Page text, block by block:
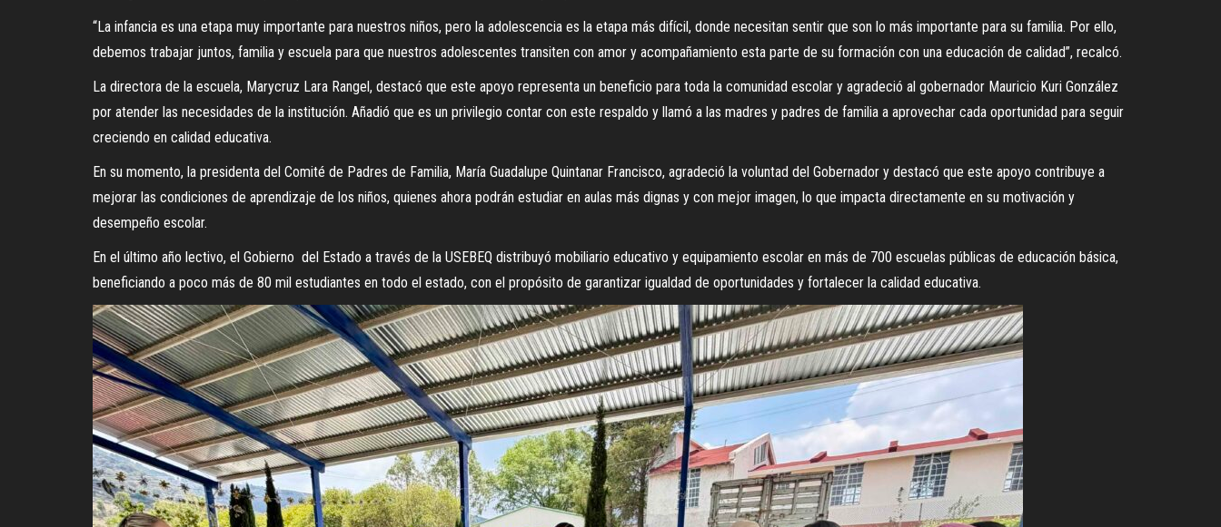
“La infancia es una etapa muy importante para nuestros niños, pero la adolescencia es la etapa más difícil, donde necesitan sentir que son lo más importante para su familia. Por ello,
debemos trabajar juntos, familia y escuela para que nuestros adolescentes transiten con amor y acompañamiento esta parte de su formación con una educación de calidad”, recalcó.
La directora de la escuela, Marycruz Lara Rangel, destacó que este apoyo representa un beneficio para toda la comunidad escolar y agradeció al gobernador Mauricio Kuri González
por atender las necesidades de la institución. Añadió que es un privilegio contar con este respaldo y llamó a las madres y padres de familia a aprovechar cada oportunidad para seguir
creciendo en calidad educativa.
En su momento, la presidenta del Comité de Padres de Familia, María Guadalupe Quintanar Francisco, agradeció la voluntad del Gobernador y destacó que este apoyo contribuye a
mejorar las condiciones de aprendizaje de los niños, quienes ahora podrán estudiar en aulas más dignas y con mejor imagen, lo que impacta directamente en su motivación y
desempeño escolar.
En el último año lectivo, el Gobierno del Estado a través de la USEBEQ distribuyó mobiliario educativo y equipamiento escolar en más de 700 escuelas públicas de educación básica,
beneficiando a poco más de 80 mil estudiantes en todo el estado, con el propósito de garantizar igualdad de oportunidades y fortalecer la calidad educativa.